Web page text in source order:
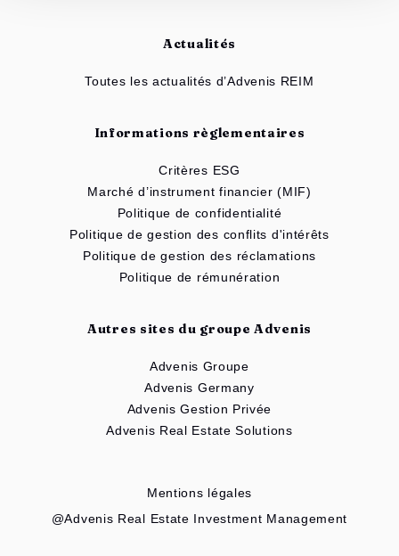
Actualités
Toutes les actualités d’Advenis REIM
Informations règlementaires
Critères ESG
Marché d’instrument financier (MIF)
Politique de confidentialité
Politique de gestion des conflits d'intérêts
Politique de gestion des réclamations
Politique de rémunération
Autres sites du groupe Advenis
Advenis Groupe
Advenis Germany
Advenis Gestion Privée
Advenis Real Estate Solutions
Mentions légales
@Advenis Real Estate Investment Management